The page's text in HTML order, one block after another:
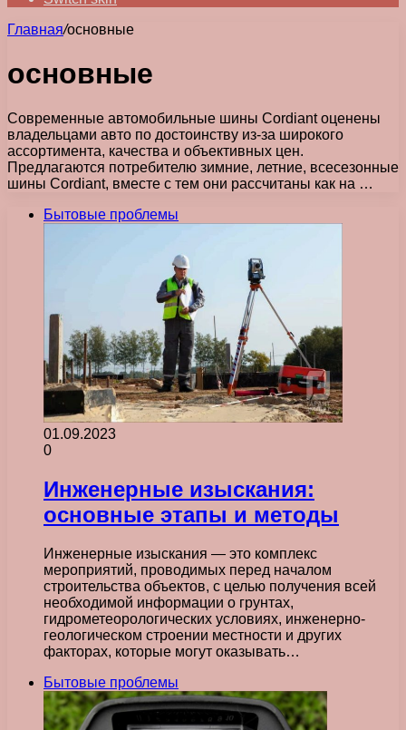
Главная/основные
основные
Современные автомобильные шины Cordiant оценены
владельцами авто по достоинству из-за широкого
ассортимента, качества и объективных цен.
Предлагаются потребителю зимние, летние, всесезонные
шины Cordiant, вместе с тем они рассчитаны как на …
Бытовые проблемы
01.09.2023
0
Инженерные изыскания:
основные этапы и методы
Инженерные изыскания — это комплекс
мероприятий, проводимых перед началом
строительства объектов, с целью получения всей
необходимой информации о грунтах,
гидрометеорологических условиях, инженерно-
геологическом строении местности и других
факторах, которые могут оказывать…
Бытовые проблемы